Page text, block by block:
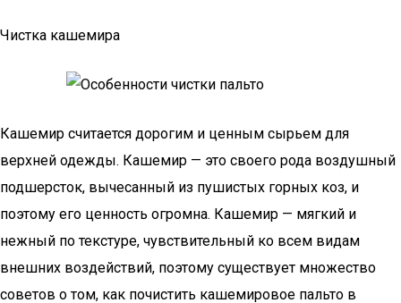
Чистка кашемира
Кашемир считается дорогим и ценным сырьем для
верхней одежды. Кашемир — это своего рода воздушный
подшерсток, вычесанный из пушистых горных коз, и
поэтому его ценность огромна. Кашемир — мягкий и
нежный по текстуре, чувствительный ко всем видам
внешних воздействий, поэтому существует множество
советов о том, как почистить кашемировое пальто в